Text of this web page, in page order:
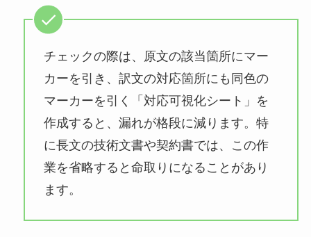
チェックの際は、原文の該当箇所にマー
カーを引き、訳文の対応箇所にも同色の
マーカーを引く「対応可視化シート」を
作成すると、漏れが格段に減ります。特
に長文の技術文書や契約書では、この作
業を省略すると命取りになることがあり
ます。